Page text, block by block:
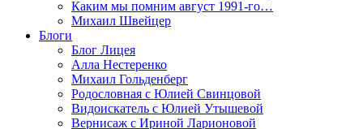
Каким мы помним август 1991-го…
Михаил Швейцер
Блоги
Блог Лицея
Алла Нестеренко
Михаил Гольденберг
Родословная с Юлией Свинцовой
Видоискатель с Юлией Утышевой
Вернисаж с Ириной Ларионовой